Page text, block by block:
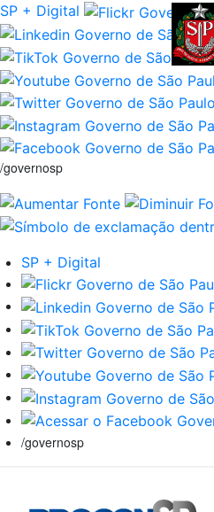
SP + Digital
/governosp
SP + Digital
/governosp